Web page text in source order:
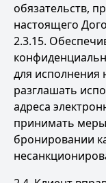
обязательств,
настоящего
2.3.15.
для исполнения
разглашать
адреса
принимать
бронировании